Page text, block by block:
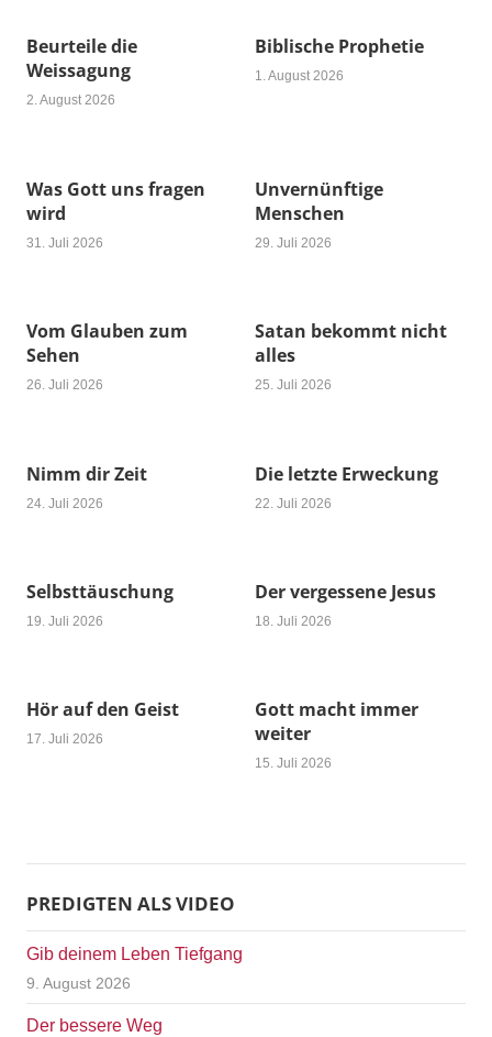
Beurteile die
Weissagung
2. August 2026
Biblische Prophetie
1. August 2026
Was Gott uns fragen
wird
31. Juli 2026
Unvernünftige
Menschen
29. Juli 2026
Vom Glauben zum
Sehen
26. Juli 2026
Satan bekommt nicht
alles
25. Juli 2026
Nimm dir Zeit
24. Juli 2026
Die letzte Erweckung
22. Juli 2026
Selbsttäuschung
19. Juli 2026
Der vergessene Jesus
18. Juli 2026
Hör auf den Geist
17. Juli 2026
Gott macht immer
weiter
15. Juli 2026
PREDIGTEN ALS VIDEO
Gib deinem Leben Tiefgang
9. August 2026
Der bessere Weg